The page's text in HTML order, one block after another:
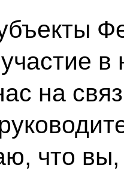
на
что